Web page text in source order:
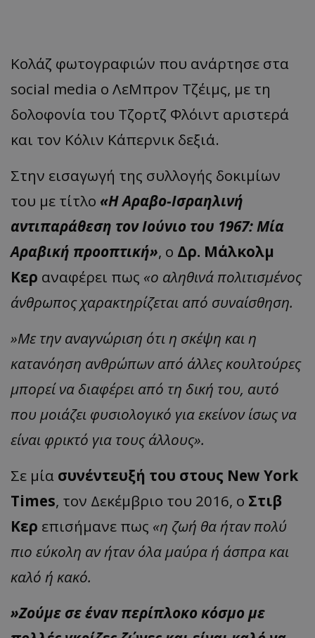
Κολάζ φωτογραφιών που ανάρτησε στα
social media ο ΛεΜπρον Τζέιμς, με τη
δολοφονία του Τζορτζ Φλόιντ αριστερά
και τον Κόλιν Κάπερνικ δεξιά.
Στην εισαγωγή της συλλογής δοκιμίων
του με τίτλο «Η Αραβο-Ισραηλινή
αντιπαράθεση τον Ιούνιο του 1967: Μία
Αραβική προοπτική», ο Δρ. Μάλκολμ
Κερ αναφέρει πως «ο αληθινά πολιτισμένος
άνθρωπος χαρακτηρίζεται από συναίσθηση.
»Με την αναγνώριση ότι η σκέψη και η
κατανόηση ανθρώπων από άλλες κουλτούρες
μπορεί να διαφέρει από τη δική του, αυτό
που μοιάζει φυσιολογικό για εκείνον ίσως να
είναι φρικτό για τους άλλους».
Σε μία συνέντευξή του στους New York
Times, τον Δεκέμβριο του 2016, ο Στιβ
Κερ επισήμανε πως «η ζωή θα ήταν πολύ
πιο εύκολη αν ήταν όλα μαύρα ή άσπρα και
καλό ή κακό.
»Ζούμε σε έναν περίπλοκο κόσμο με